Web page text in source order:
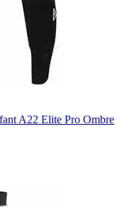
A22 Elite Pro Ombre